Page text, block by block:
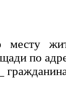
месту
по